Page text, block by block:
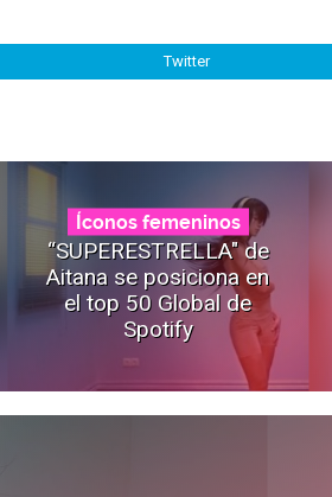
Twitter
Íconos femeninos
“SUPERESTRELLA" de
Aitana se posiciona en
el top 50 Global de
Spotify